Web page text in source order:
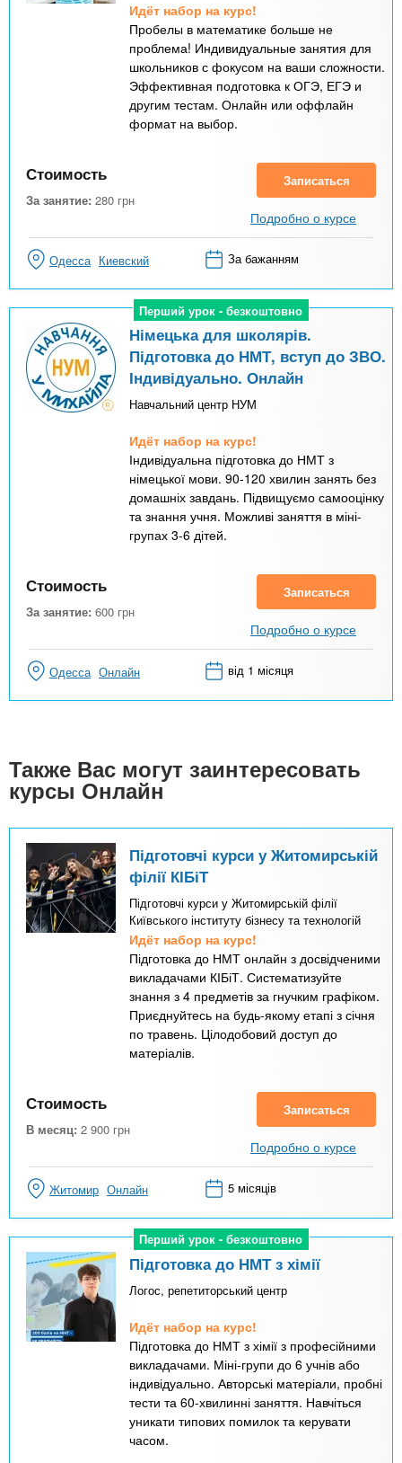
Идёт набор на курс!
Пробелы в математике больше не
проблема! Индивидуальные занятия для
школьников с фокусом на ваши сложности.
Эффективная подготовка к ОГЭ, ЕГЭ и
другим тестам. Онлайн или оффлайн
формат на выбор.
Стоимость
За занятие: 280 грн
Записаться
Подробно о курсе
Одесса Киевский За бажанням
Перший урок - безкоштовно
Перший урок - безкоштовно
Німецька для школярів.
Підготовка до НМТ, вступ до ЗВО.
Індивідуально. Онлайн
Навчальний центр НУМ
Идёт набор на курс!
Індивідуальна підготовка до НМТ з
німецької мови. 90-120 хвилин занять без
домашніх завдань. Підвищуємо самооцінку
та знання учня. Можливі заняття в міні-
групах 3-6 дітей.
Стоимость
За занятие: 600 грн
Записаться
Подробно о курсе
Одесса Онлайн від 1 місяця
Также Вас могут заинтересовать
курсы Онлайн
Підготовчі курси у Житомирській
філії КІБіТ
Підготовчі курси у Житомирській філії
Київського інституту бізнесу та технологій
Идёт набор на курс!
Підготовка до НМТ онлайн з досвідченими
викладачами КІБіТ. Систематизуйте
знання з 4 предметів за гнучким графіком.
Приєднуйтесь на будь-якому етапі з січня
по травень. Цілодобовий доступ до
матеріалів.
Стоимость
В месяц: 2 900 грн
Записаться
Подробно о курсе
Житомир Онлайн 5 місяців
Перший урок - безкоштовно
Перший урок - безкоштовно
Підготовка до НМТ з хімії
Логос, репетиторський центр
Идёт набор на курс!
Підготовка до НМТ з хімії з професійними
викладачами. Міні-групи до 6 учнів або
індивідуально. Авторські матеріали, пробні
тести та 60-хвилинні заняття. Навчіться
уникати типових помилок та керувати
часом.